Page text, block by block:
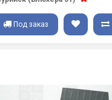
Под заказ